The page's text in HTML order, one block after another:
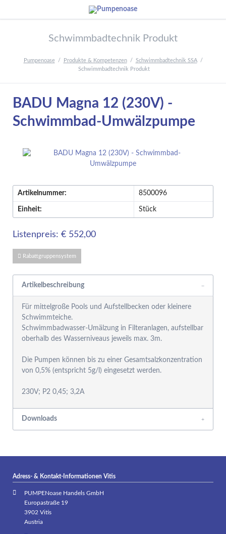
Schwimmbadtechnik Produkt
Pumpenoase Produkte & Kompetenzen
Schwimmbadtechnik SSA
Schwimmbadtechnik Produkt
BADU Magna 12 (230V) -
Schwimmbad-Umwälzpumpe
Artikelnummer: 8500096
Einheit: Stück
Listenpreis: € 552,00
Rabattgruppensystem
Artikelbeschreibung
Für mittelgroße Pools und Aufstellbecken oder kleinere
Schwimmteiche.
Schwimmbadwasser-Umälzung in Filteranlagen, aufstellbar
oberhalb des Wasserniveaus jeweils max. 3m.
Die Pumpen können bis zu einer Gesamtsalzkonzentration
von 0,5% (entspricht 5g/l) eingesetzt werden.
230V; P2 0,45; 3,2A
Downloads
Adress- & Kontakt-Informationen Vitis
PUMPENoase Handels GmbH
Europastraße 19
3902 Vitis
Austria